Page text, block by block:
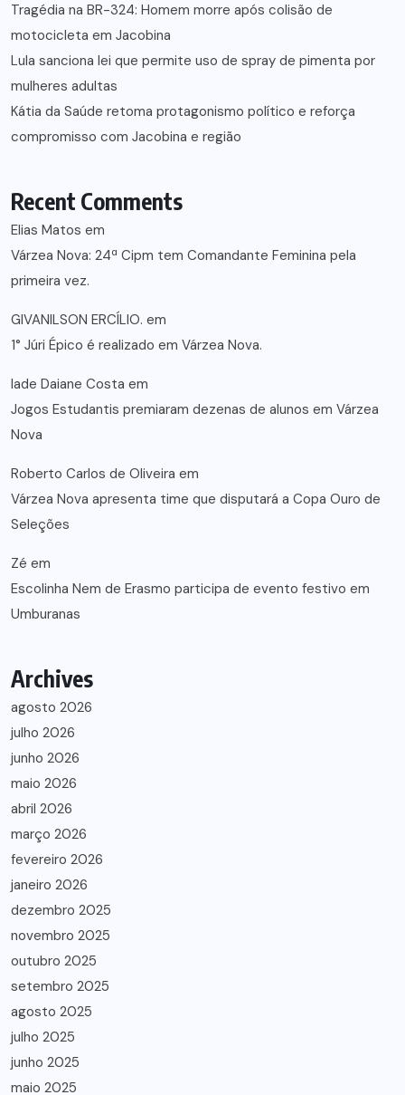
Tragédia na BR-324: Homem morre após colisão de
motocicleta em Jacobina
Lula sanciona lei que permite uso de spray de pimenta por
mulheres adultas
Kátia da Saúde retoma protagonismo político e reforça
compromisso com Jacobina e região
Recent Comments
Elias Matos em
Várzea Nova: 24ª Cipm tem Comandante Feminina pela
primeira vez.
GIVANILSON ERCÍLIO. em
1° Júri Épico é realizado em Várzea Nova.
lade Daiane Costa em
Jogos Estudantis premiaram dezenas de alunos em Várzea
Nova
Roberto Carlos de Oliveira em
Várzea Nova apresenta time que disputará a Copa Ouro de
Seleções
Zé em
Escolinha Nem de Erasmo participa de evento festivo em
Umburanas
Archives
agosto 2026
julho 2026
junho 2026
maio 2026
abril 2026
março 2026
fevereiro 2026
janeiro 2026
dezembro 2025
novembro 2025
outubro 2025
setembro 2025
agosto 2025
julho 2025
junho 2025
maio 2025